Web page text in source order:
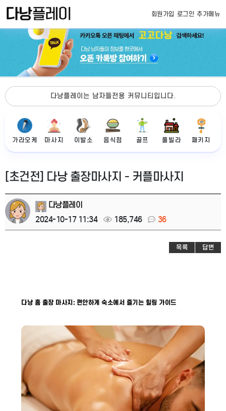
회원가입 로그인 추가메뉴
다낭플레이는 남자들전용 커뮤니티입니다.
가라오케 마사지 이발소 음식점 골프 풀빌라 패키지
[초건전] 다낭 출장마사지 - 커플마사지
다낭플레이
2024-10-17 11:34
185,746 36
목록 답변
다낭 홈 출장 마사지: 편안하게 숙소에서 즐기는 힐링 가이드